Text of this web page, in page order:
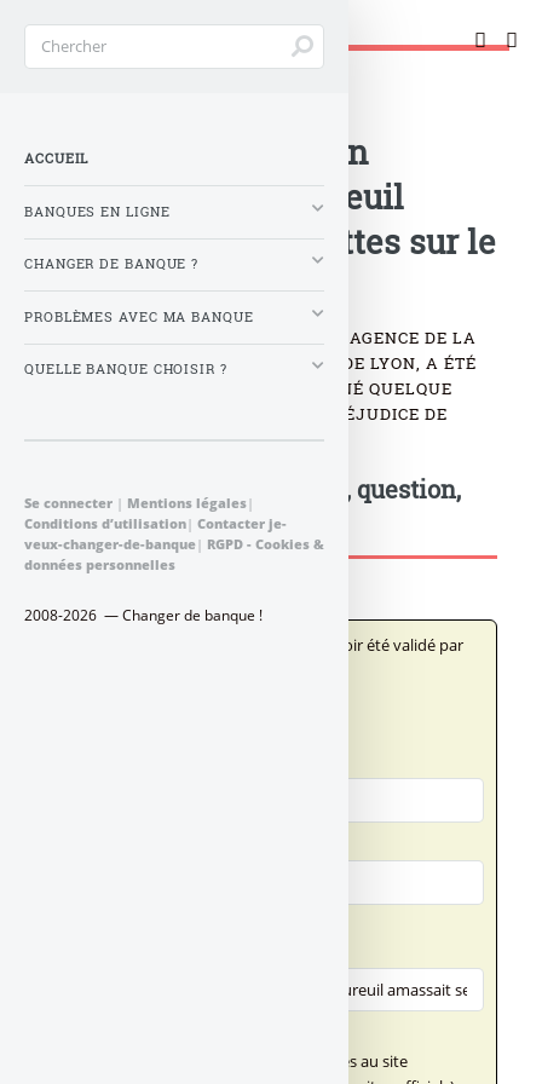
Changer de banque !
Fraude bancaire : Un
conseiller de l’Ecureuil
amassait ses noisettes sur le
dos de ses clients
UN CONSEILLER CLIENTÈLE D’UNE AGENCE DE LA
CAISSE D’EPARGNE À BRON, PRÈS DE LYON, A ÉTÉ
INTERPELLÉ POUR AVOIR DÉTOURNÉ QUELQUE
290.000 EUROS EN DIX MOIS AU PRÉJUDICE DE
CLIENTS ÂGÉS.
Postez votre commentaire, question,
remarque...
Votre message n'apparaîtra qu'après avoir été validé par
Ce champ n'accepte pas les liens externes au site
ACCUEIL
BANQUES EN LIGNE
CHANGER DE BANQUE ?
PROBLÈMES AVEC MA BANQUE
QUELLE BANQUE CHOISIR ?
Se connecter | Mentions légales|
Conditions d’utilisation| Contacter je-
veux-changer-de-banque| RGPD - Cookies &
données personnelles
2008-2026 — Changer de banque !